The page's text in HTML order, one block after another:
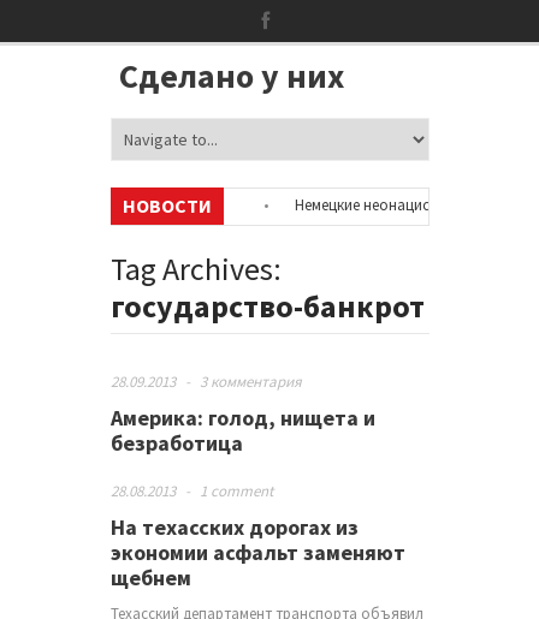
Сделано у них
НОВОСТИ
об аккаунтах в соцсетях
Немецкие неонацисты, летевшие на
Сотни бездомных мигрантов оккупировали аэропорт в
Tag Archives:
государство-банкрот
28.09.2013 - 3 комментария
Америка: голод, нищета и
безработица
28.08.2013 - 1 comment
На техасских дорогах из
экономии асфальт заменяют
щебнем
Техасский департамент транспорта объявил